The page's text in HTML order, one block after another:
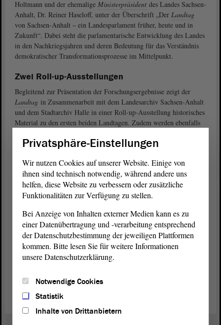
Holtmann und der ehemalige Ministerpräsident des Landes Sachsen-
Anhalt, Dr. Reiner Haseloff, unter der Überschrift „Der Landtag
von Sachsen-Anhalt – ein Landesparlament früher, heute und in
Zukunft“. Dabei steht die parlamentarische Entwicklung des Landes
in den Nachkriegsjahren und deren Bedeutung für das Verständnis
demokratischer Transformationsprozesse im Mittelpunkt.
Zwei Roll-up-Ausstellungen
Begleitend zur Präsentation der Forschungsergebnisse zeigt der
Landtag in Zusammenarbeit mit dem Landesarchiv Sachsen-Anhalt
und dem Stadtarchiv Halle in einer Roll-up-Ausstellung historisches
Material zu den ersten beiden Landtagen. Zudem werden ebenfalls
freien Ganztagsschule Neinstedt gestaltete One-Pager-Comics der
ehemaligerAbgeordneter der ersten beiden Landtage nach. Die
Comics entstanden im Rahmen eines vomLandtagdurchgeführten
Workshops mit dem erfahrenen Illustrator und Autor von Graphic
Novels Dr. Niels Schröder.
Teilnahmemöglichkeiten
Auch interessierte Bürgerinnen und Bürger können sich für eine
Teilnahme an der Veranstaltung anmelden. Bitte senden Sie uns eine
verbindliche (!) Anmeldung via E-Mail
an:
protokoll@lt.sachsen-anhalt.de
möchten.
Privatsphäre-Einstellungen
Wir nutzen Cookies auf unserer Website. Einige von
ihnen sind technisch notwendig, während andere uns
helfen, diese Website zu verbessern oder zusätzliche
Funktionalitäten zur Verfügung zu stellen.
Bei Anzeige von Inhalten externer Medien kann es zu
einer Datenübertragung und -verarbeitung entsprechend
der Datenschutzbestimmung der jeweiligen Plattformen
kommen. Bitte lesen Sie für weitere Informationen
unsere Datenschutzerklärung.
Notwendige Cookies
Statistik
Inhalte von Drittanbietern